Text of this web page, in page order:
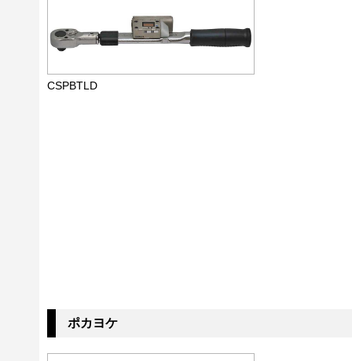
CSPBTLD
ポカヨケ